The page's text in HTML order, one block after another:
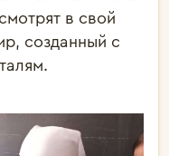
в свой
созданный с